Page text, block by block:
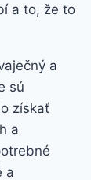
a to, že to
a
sú
získať
a
a